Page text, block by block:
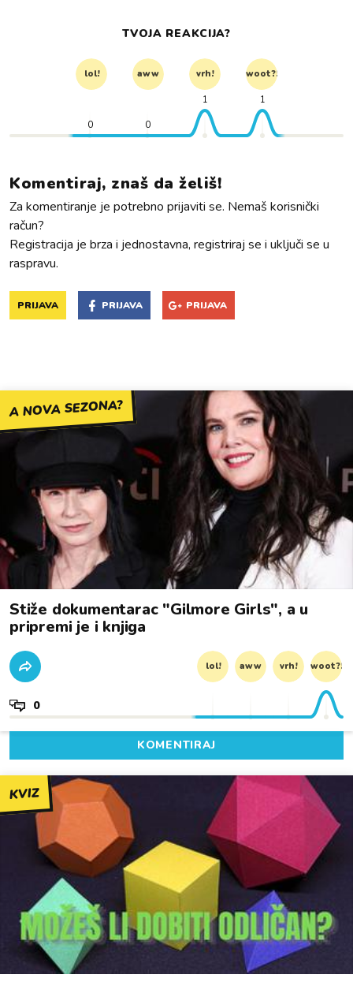
TVOJA REAKCIJA?
lol! aww vrh! woot?!
0 0
1 1
Komentiraj, znaš da želiš!
Za komentiranje je potrebno prijaviti se. Nemaš korisnički
račun?
Registracija je brza i jednostavna, registriraj se i uključi se u
raspravu.
PRIJAVA PRIJAVA PRIJAVA
A NOVA SEZONA?
Stiže dokumentarac "Gilmore Girls", a u
pripremi je i knjiga
lol! aww vrh! woot?!
0
KOMENTIRAJ
KVIZ